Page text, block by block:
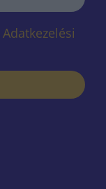
Adatkezelési